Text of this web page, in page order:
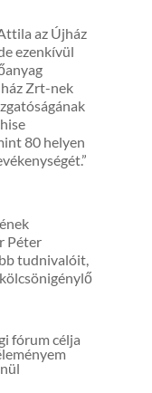
az Újház
ezenkívül
Zrt-nek
80 helyen
Péter
tudnivalóit,
fórum célja